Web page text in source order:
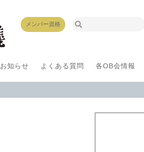
メンバー資格
お知らせ よくある質問 各OB会情報